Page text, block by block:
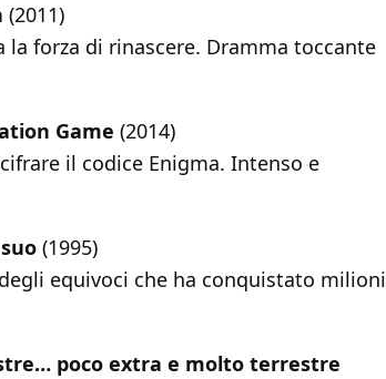
(2011)
forza di rinascere. Dramma toccante
Game (2014)
il codice Enigma. Intenso e
(1995)
equivoci che ha conquistato milioni
poco extra e molto terrestre